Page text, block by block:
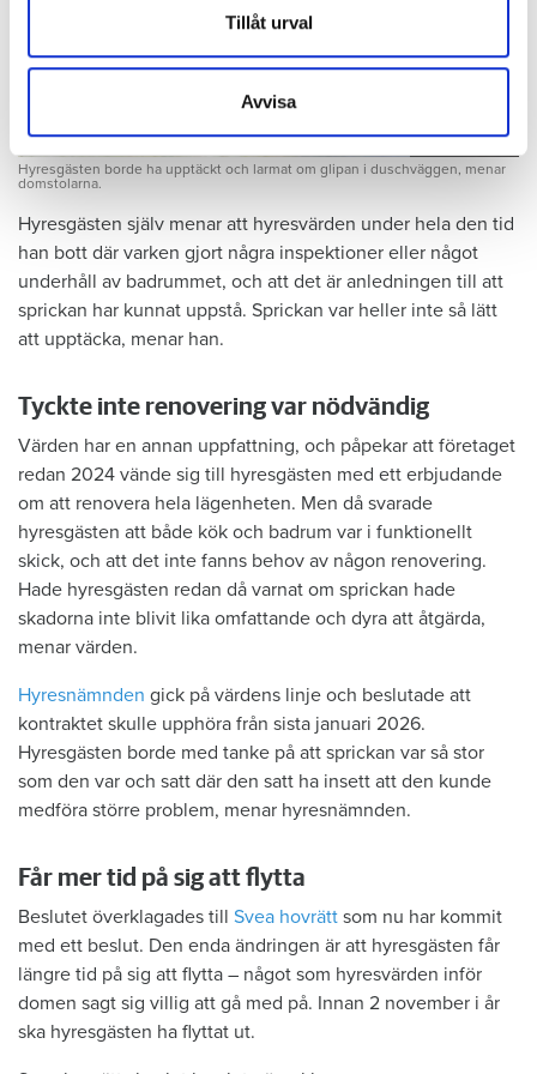
Dessa kan i sin tur kombinera informationen med annan
information som du har tillhandahållit eller som de har
samlat in när du har använt deras tjänster.
Tillåt urval
Avvisa
Hyresgästen borde ha upptäckt och larmat om glipan i duschväggen, menar
domstolarna.
Hyresgästen själv menar att hyresvärden under hela den tid
han bott där varken gjort några inspektioner eller något
underhåll av badrummet, och att det är anledningen till att
sprickan har kunnat uppstå. Sprickan var heller inte så lätt
att upptäcka, menar han.
Tyckte inte renovering var nödvändig
Värden har en annan uppfattning, och påpekar att företaget
redan 2024 vände sig till hyresgästen med ett erbjudande
om att renovera hela lägenheten. Men då svarade
hyresgästen att både kök och badrum var i funktionellt
skick, och att det inte fanns behov av någon renovering.
Hade hyresgästen redan då varnat om sprickan hade
skadorna inte blivit lika omfattande och dyra att åtgärda,
menar värden.
Hyresnämnden gick på värdens linje och beslutade att
kontraktet skulle upphöra från sista januari 2026.
Hyresgästen borde med tanke på att sprickan var så stor
som den var och satt där den satt ha insett att den kunde
medföra större problem, menar hyresnämnden.
Får mer tid på sig att flytta
Beslutet överklagades till Svea hovrätt som nu har kommit
med ett beslut. Den enda ändringen är att hyresgästen får
längre tid på sig att flytta – något som hyresvärden inför
domen sagt sig villig att gå med på. Innan 2 november i år
ska hyresgästen ha flyttat ut.